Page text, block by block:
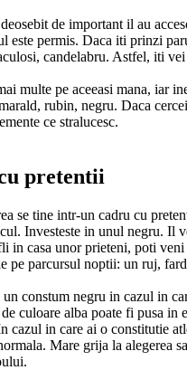
de important il au
este permis. Daca iti prinzi
candelabru. Astfel, iti
multe pe aceeasi mana, iar
rubin, negru. Daca
ce stralucesc.
pretentii
se tine intr-un cadru cu
Investeste in unul negru. Il
in casa unor prieteni, poti
pe parcursul noptii: un ruj,
constum negru in cazul in
culoare alba poate fi pusa
cazul in care ai o constitutie
Mare grija la alegerea